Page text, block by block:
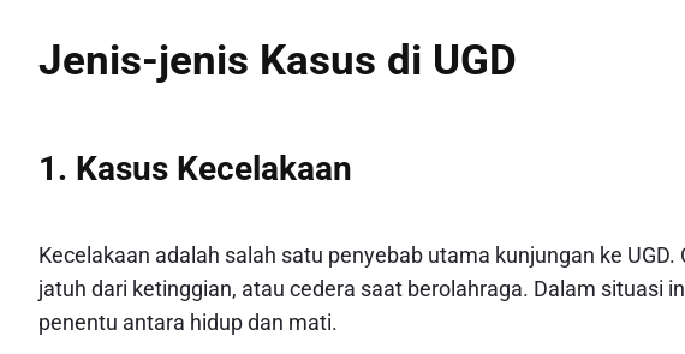
Jenis-jenis Kasus di UGD
1. Kasus Kecelakaan
Kecelakaan adalah salah satu penyebab utama kunjungan ke
jatuh dari ketinggian, atau cedera saat berolahraga. Dalam situasi
penentu antara hidup dan mati.